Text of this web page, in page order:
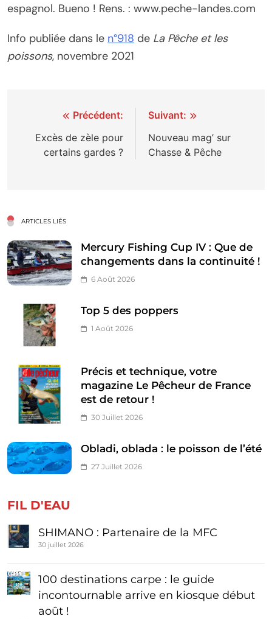
espagnol. Bueno ! Rens. : www.peche-landes.com
Info publiée dans le n°918 de La Pêche et les
poissons, novembre 2021
Navigation
de
l’article
Précédent:
Excès de zèle pour
certains gardes ?
Suivant:
Nouveau mag’ sur
Chasse & Pêche
ARTICLES LIÉS
Mercury Fishing Cup IV : Que de
changements dans la continuité !
6 Août 2026
Top 5 des poppers
1 Août 2026
Précis et technique, votre
magazine Le Pêcheur de France
est de retour !
30 Juillet 2026
Obladi, oblada : le poisson de l’été
27 Juillet 2026
FIL D'EAU
SHIMANO : Partenaire de la MFC
30 juillet 2026
100 destinations carpe : le guide
incontournable arrive en kiosque début
août !